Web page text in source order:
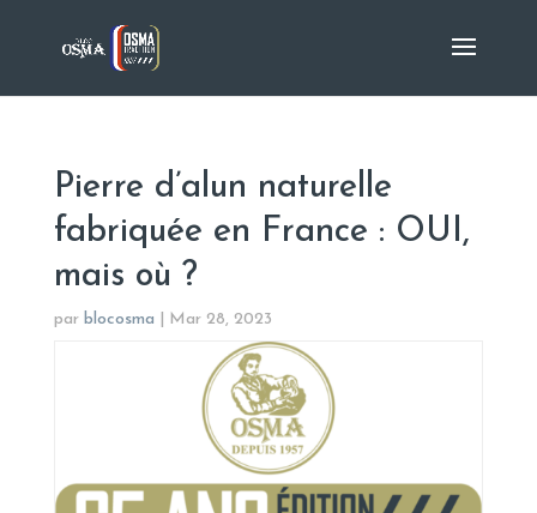
Pierre d’alun naturelle
fabriquée en France : OUI,
mais où ?
par blocosma Mar 28, 2023